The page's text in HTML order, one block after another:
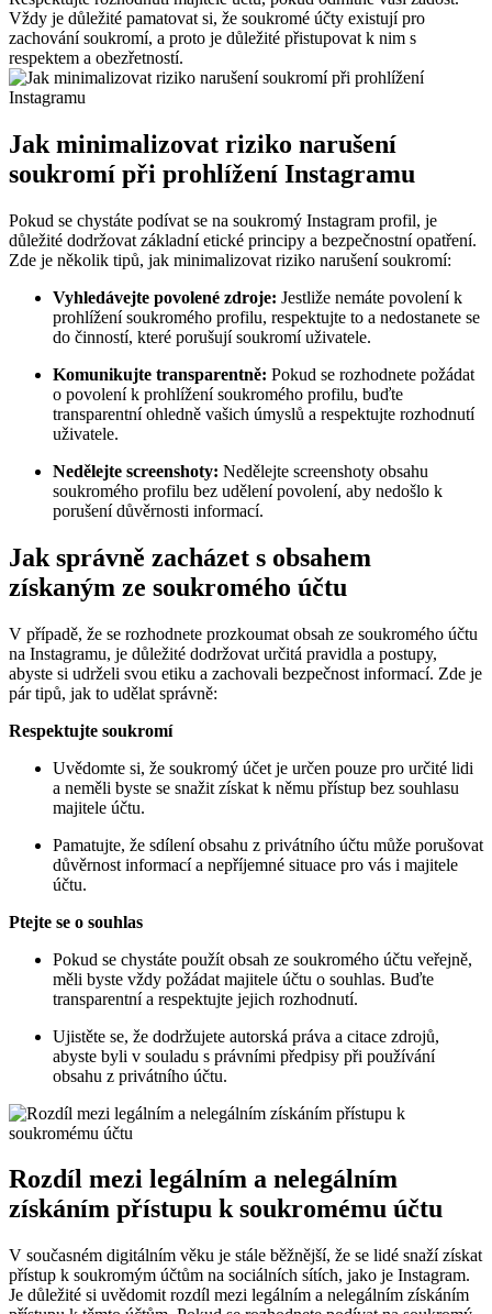
Vždy je důležité pamatovat si, že soukromé účty existují pro
zachování soukromí, a proto je důležité přistupovat k nim s
respektem a obezřetností.
Jak minimalizovat riziko narušení
soukromí při prohlížení Instagramu
Pokud se chystáte podívat se na soukromý Instagram profil, je
důležité dodržovat základní etické principy a bezpečnostní opatření.
Zde je několik tipů, jak minimalizovat riziko narušení soukromí:
Vyhledávejte povolené zdroje: Jestliže nemáte povolení k
prohlížení soukromého profilu, respektujte to a nedostanete se
do činností, které porušují soukromí uživatele.
Komunikujte transparentně: Pokud se rozhodnete požádat
o povolení k prohlížení soukromého profilu, buďte
transparentní ohledně vašich úmyslů a respektujte rozhodnutí
uživatele.
Nedělejte screenshoty: Nedělejte screenshoty obsahu
soukromého profilu bez udělení povolení, aby nedošlo k
porušení důvěrnosti informací.
Jak správně zacházet s obsahem
získaným ze soukromého účtu
V případě, že se rozhodnete prozkoumat obsah ze soukromého účtu
na Instagramu, je důležité dodržovat určitá pravidla a postupy,
abyste si udrželi svou etiku a zachovali bezpečnost informací. Zde je
pár tipů, jak to udělat správně:
Respektujte soukromí
Uvědomte si, že soukromý účet je určen pouze pro určité lidi
a neměli byste se snažit získat k němu přístup bez souhlasu
majitele účtu.
Pamatujte, že sdílení obsahu z privátního účtu může porušovat
důvěrnost informací a nepříjemné situace pro vás i majitele
účtu.
Ptejte se o souhlas
Pokud se chystáte použít obsah ze soukromého účtu veřejně,
měli byste vždy požádat majitele účtu o souhlas. Buďte
transparentní a respektujte jejich rozhodnutí.
Ujistěte se, že dodržujete autorská práva a citace zdrojů,
abyste byli v souladu s právními předpisy při používání
obsahu z privátního účtu.
Rozdíl mezi legálním a nelegálním
získáním přístupu k soukromému účtu
V současném digitálním věku je stále běžnější, že se lidé snaží získat
přístup k soukromým účtům na sociálních sítích, jako je Instagram.
Je důležité si uvědomit rozdíl mezi legálním a nelegálním získáním